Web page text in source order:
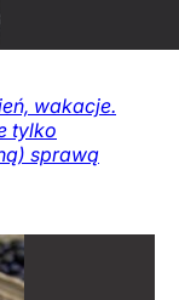
wakacje.
tylko
sprawą